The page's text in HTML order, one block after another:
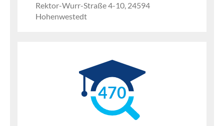
Rektor-Wurr-Straße 4-10, 24594
Hohenwestedt
470